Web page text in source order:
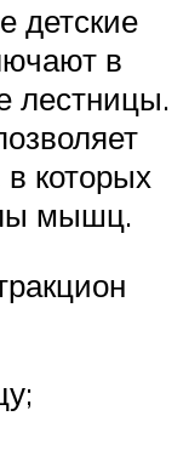
детские
в
лестницы.
которых
мышц.